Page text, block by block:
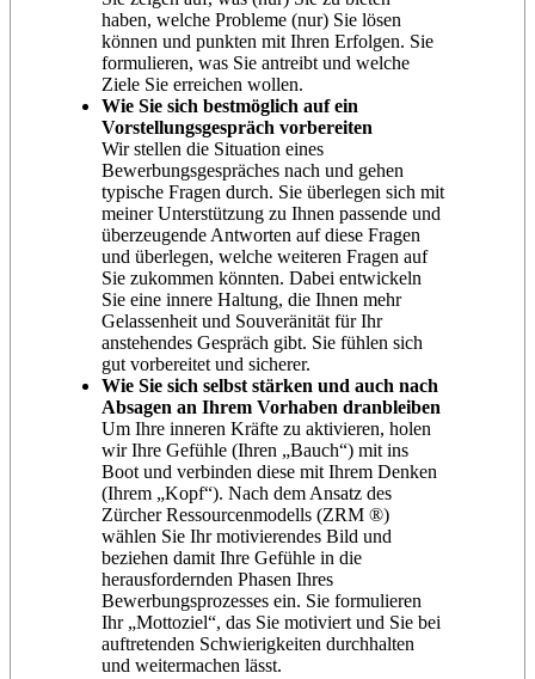
haben, welche Probleme (nur) Sie lösen
können und punkten mit Ihren Erfolgen. Sie
formulieren, was Sie antreibt und welche
Ziele Sie erreichen wollen.
Wie Sie sich bestmöglich auf ein
Vorstellungsgespräch vorbereiten
Wir stellen die Situation eines
Bewerbungsgespräches nach und gehen
typische Fragen durch. Sie überlegen sich mit
meiner Unterstützung zu Ihnen passende und
überzeugende Antworten auf diese Fragen
und überlegen, welche weiteren Fragen auf
Sie zukommen könnten. Dabei entwickeln
Sie eine innere Haltung, die Ihnen mehr
Gelassenheit und Souveränität für Ihr
anstehendes Gespräch gibt. Sie fühlen sich
gut vorbereitet und sicherer.
Wie Sie sich selbst stärken und auch nach
Absagen an Ihrem Vorhaben dranbleiben
Um Ihre inneren Kräfte zu aktivieren, holen
wir Ihre Gefühle (Ihren „Bauch“) mit ins
Boot und verbinden diese mit Ihrem Denken
(Ihrem „Kopf“). Nach dem Ansatz des
Zürcher Ressourcenmodells (ZRM ®)
wählen Sie Ihr motivierendes Bild und
beziehen damit Ihre Gefühle in die
herausfordernden Phasen Ihres
Bewerbungsprozesses ein. Sie formulieren
Ihr „Mottoziel“, das Sie motiviert und Sie bei
auftretenden Schwierigkeiten durchhalten
und weitermachen lässt.